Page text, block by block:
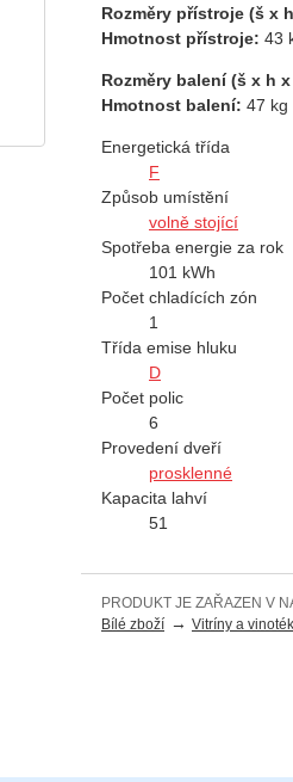
Rozměry přístroje (š x
Hmotnost přístroje: 43
Rozměry balení (š x h
Hmotnost balení: 47 kg
Energetická třída
F
Způsob umístění
volně stojící
Spotřeba energie za rok
101 kWh
Počet chladících zón
1
Třída emise hluku
D
Počet polic
6
Provedení dveří
prosklenné
Kapacita lahví
51
PRODUKT JE ZAŘAZEN V
Bílé zboží → Vitríny a